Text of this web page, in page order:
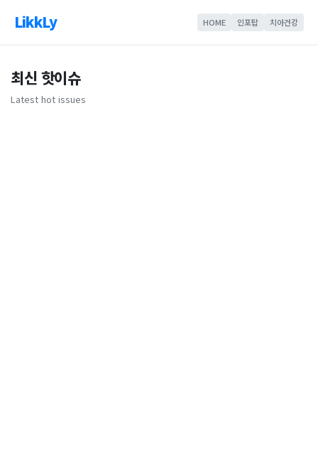
LikkLy HOME 인포탑 치아건강
최신 핫이슈
Latest hot issues